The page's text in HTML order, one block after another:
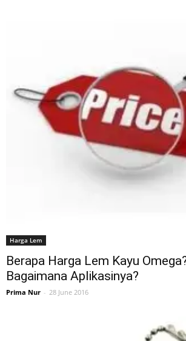
Harga Lem
Berapa Harga Lem Kayu
Bagaimana Aplikasinya?
Prima Nur - 28 June 2016